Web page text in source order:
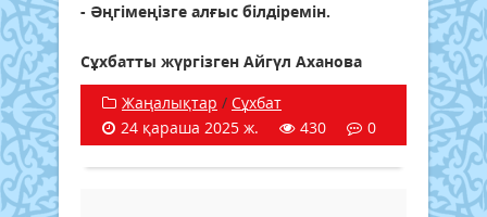
- Әңгімеңізге алғыс білдіремін.
Сұхбатты жүргізген Айгүл Аханова
Жаңалықтар / Сұхбат
24 қараша 2025 ж.
430 0